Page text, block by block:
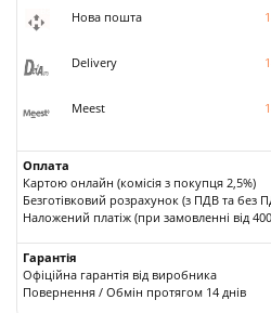
Нова пошта
Delivery
Meest
Оплата
Картою онлайн (комісія з покупця 2,5%)
Безготівковий розрахунок (з ПДВ та без
Наложений платіж (при замовленні від
Гарантія
Офіційна гарантія від виробника
Повернення / Обмін протягом 14 днів